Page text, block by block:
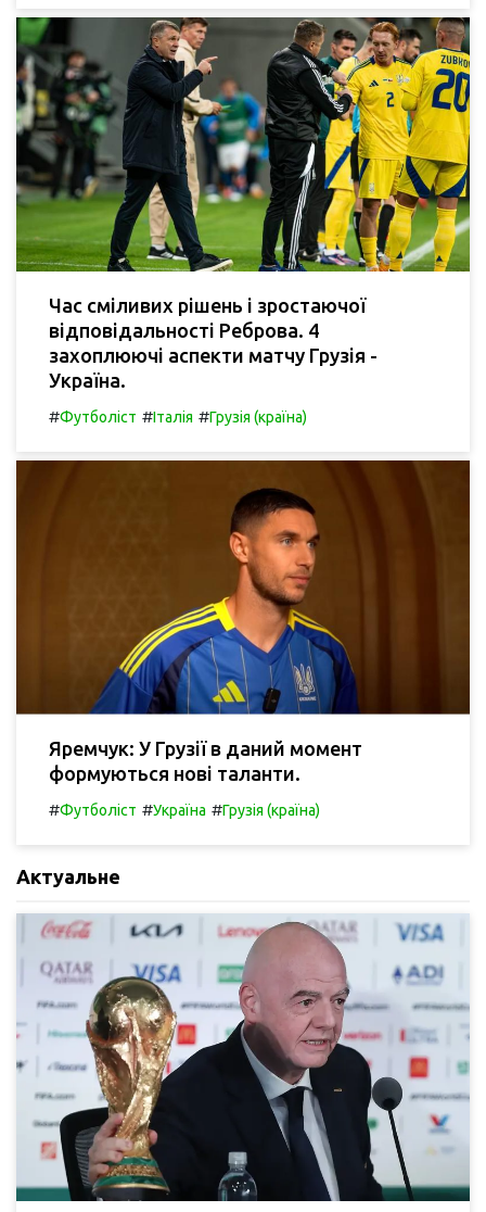
Час сміливих рішень і зростаючої
відповідальності Реброва. 4
захоплюючі аспекти матчу Грузія -
Україна.
#Футболіст #Італія #Грузія (країна)
Яремчук: У Грузії в даний момент
формуються нові таланти.
#Футболіст #Україна #Грузія (країна)
Актуальне